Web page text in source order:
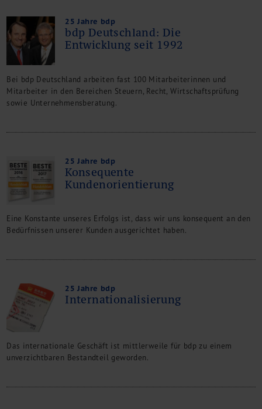
25 Jahre bdp
bdp Deutschland: Die
Entwicklung seit 1992
Bei bdp Deutschland arbeiten fast 100 Mitarbeiterinnen und
Mitarbeiter in den Bereichen Steuern, Recht, Wirtschaftsprüfung
sowie Unternehmensberatung.
25 Jahre bdp
Konsequente
Kundenorientierung
Eine Konstante unseres Erfolgs ist, dass wir uns konsequent an den
Bedürfnissen unserer Kunden ausgerichtet haben.
25 Jahre bdp
Internationalisierung
Das internationale Geschäft ist mittlerweile für bdp zu einem
unverzichtbaren Bestandteil geworden.